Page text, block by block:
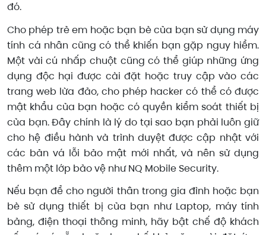
đó.
Cho phép trẻ em hoặc bạn bè của bạn sử dụng máy
tính cá nhân cũng có thể khiến bạn gặp nguy hiểm.
Một vài cú nhấp chuột cũng có thể giúp những ứng
dụng độc hại được cài đặt hoặc truy cập vào các
trang web lừa đảo, cho phép hacker có thể có được
mật khẩu của bạn hoặc có quyền kiểm soát thiết bị
của bạn. Đây chính là lý do tại sao bạn phải luôn giữ
cho hệ điều hành và trình duyệt được cập nhật với
các bản vá lỗi bảo mật mới nhất, và nên sử dụng
thêm một lớp bảo vệ như NQ Mobile Security.
Nếu bạn để cho người thân trong gia đình hoặc bạn
bè sử dụng thiết bị của bạn như Laptop, máy tính
bảng, điện thoại thông minh, hãy bật chế độ khách